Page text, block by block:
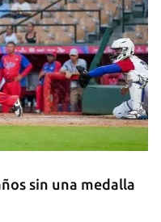
internacional de
entre ellos
sin una medalla